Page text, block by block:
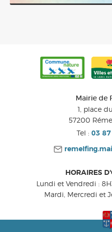
Mairie de
1, place
57200
Tel : 03
HORAIRES
Lundi et Vendredi :
Mardi, Mercredi et